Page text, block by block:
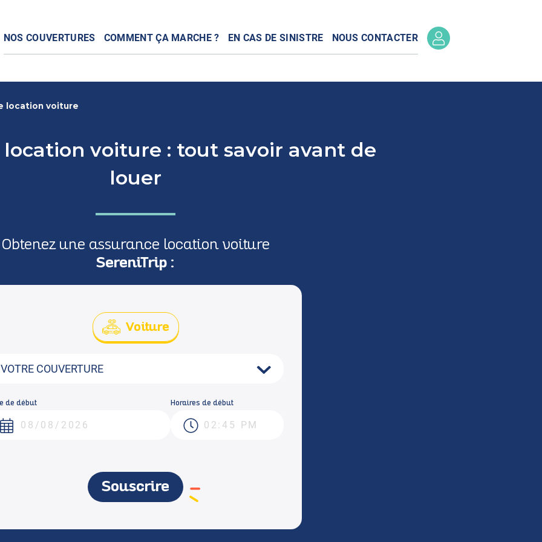
NOS COUVERTURES COMMENT ÇA MARCHE ? EN CAS DE SINISTRE NOUS CONTACTER
location voiture
location voiture : tout savoir avant de
louer
Obtenez une assurance location voiture
SereniTrip :
Voiture
de début Horaires de début
Souscrire